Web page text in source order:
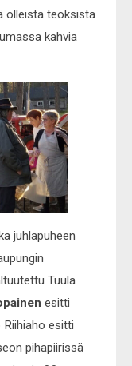
olleista teoksista
kahvia
juhlapuheen
Tuula
esitti
Riihiaho esitti
pihapiirissä